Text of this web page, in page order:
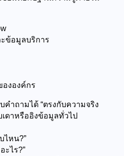
ะข้อมูลบริการ
ององค์กร
ำถามได้ “ตรงกับความจริง
ดาหรืออิงข้อมูลทั่วไป
ไหน?”
ะไร?”